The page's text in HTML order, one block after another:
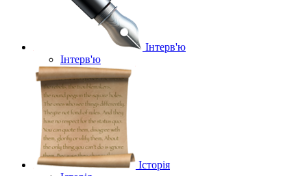
Інтерв'ю
Інтерв'ю
Історія